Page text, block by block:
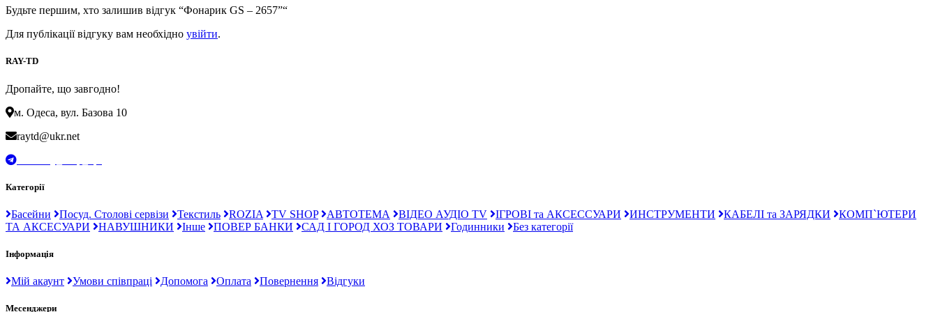
Будьте першим, хто залишив відгук “Фонарик GS – 2657”“
Для публікації відгуку вам необхідно увійти.
RAY-TD
Дропайте, що завгодно!
м. Одеса, вул. Базова 10
raytd@ukr.net
Категорії
Басейни Посуд. Столові сервізи Текстиль ROZIA TV SHOP АВТОТЕМА ВІДЕО АУДІО TV ІГРОВІ та АКСЕССУАРИ ИНСТРУМЕНТИ КАБЕЛІ та ЗАРЯДКИ
КОМП`ЮТЕРИ
ТА АКСЕСУАРИ
НАВУШНИКИ Інше ПОВЕР БАНКИ САД І ГОРОД ХОЗ ТОВАРИ Годинники Без категорії
Інформація
Мій акаунт Умови співпраці Допомога Оплата Повернення Відгуки
Месенджери